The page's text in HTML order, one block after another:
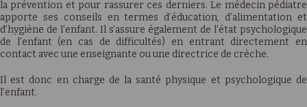
la prévention et pour rassurer ces derniers. Le médecin pédiatre
apporte ses conseils en termes d’éducation, d’alimentation et
d’hygiène de l’enfant. Il s’assure également de l’état psychologique
de l’enfant (en cas de difficultés) en entrant directement en
contact avec une enseignante ou une directrice de crèche.
Il est donc en charge de la santé physique et psychologique de
l’enfant.